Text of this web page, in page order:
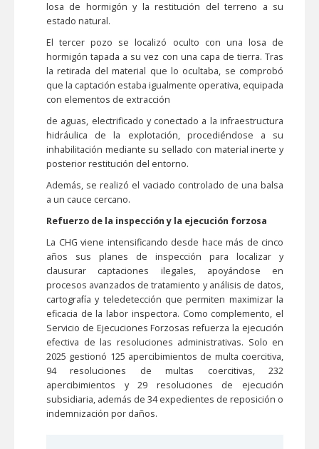
losa de hormigón y la restitución del terreno a su
estado natural.
El tercer pozo se localizó oculto con una losa de
hormigón tapada a su vez con una capa de tierra. Tras
la retirada del material que lo ocultaba, se comprobó
que la captación estaba igualmente operativa, equipada
con elementos de extracción
de aguas, electrificado y conectado a la infraestructura
hidráulica de la explotación, procediéndose a su
inhabilitación mediante su sellado con material inerte y
posterior restitución del entorno.
Además, se realizó el vaciado controlado de una balsa
a un cauce cercano.
Refuerzo de la inspección y la ejecución forzosa
La CHG viene intensificando desde hace más de cinco
años sus planes de inspección para localizar y
clausurar captaciones ilegales, apoyándose en
procesos avanzados de tratamiento y análisis de datos,
cartografía y teledetección que permiten maximizar la
eficacia de la labor inspectora. Como complemento, el
Servicio de Ejecuciones Forzosas refuerza la ejecución
efectiva de las resoluciones administrativas. Solo en
2025 gestionó 125 apercibimientos de multa coercitiva,
94 resoluciones de multas coercitivas, 232
apercibimientos y 29 resoluciones de ejecución
subsidiaria, además de 34 expedientes de reposición o
indemnización por daños.